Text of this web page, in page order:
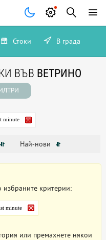
Стоки В града
ВЪВ ВЕТРИНО
minute
Най-нови
критерии:
minute
или премахнете някои